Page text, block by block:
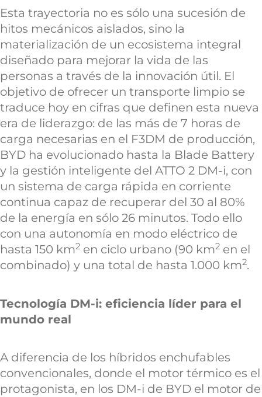
Esta trayectoria no es sólo una sucesión de
hitos mecánicos aislados, sino la
materialización de un ecosistema integral
diseñado para mejorar la vida de las
personas a través de la innovación útil. El
objetivo de ofrecer un transporte limpio se
traduce hoy en cifras que definen esta nueva
era de liderazgo: de las más de 7 horas de
carga necesarias en el F3DM de producción,
BYD ha evolucionado hasta la Blade Battery
y la gestión inteligente del ATTO 2 DM-i, con
un sistema de carga rápida en corriente
continua capaz de recuperar del 30 al 80%
de la energía en sólo 26 minutos. Todo ello
con una autonomía en modo eléctrico de
hasta 150 km2 en ciclo urbano (90 km2 en el
combinado) y una total de hasta 1.000 km2.
Tecnología DM-i: eficiencia líder para el
mundo real
A diferencia de los híbridos enchufables
convencionales, donde el motor térmico es el
protagonista, en los DM-i de BYD el motor de